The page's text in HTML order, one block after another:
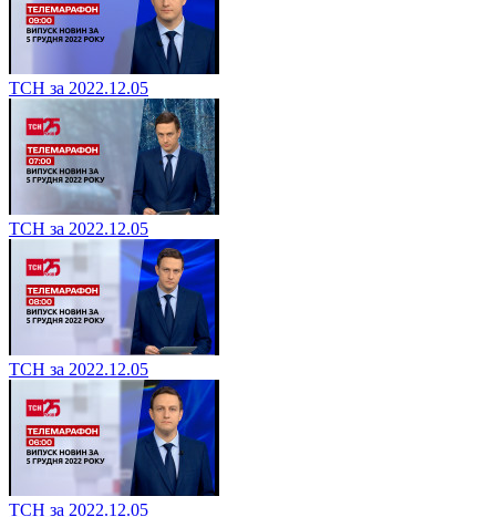
ТСН за 2022.12.05
ТСН за 2022.12.05
ТСН за 2022.12.05
ТСН за 2022.12.05